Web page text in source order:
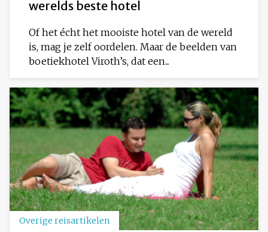
werelds beste hotel
Of het écht het mooiste hotel van de wereld
is, mag je zelf oordelen. Maar de beelden van
boetiekhotel Viroth’s, dat een...
Overige reisartikelen